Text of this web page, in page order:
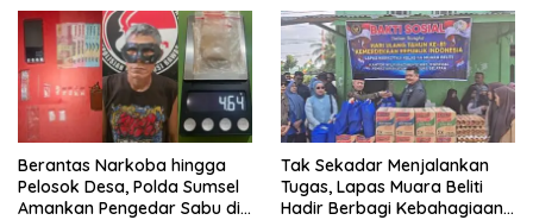
Berantas Narkoba hingga
Pelosok Desa, Polda Sumsel
Amankan Pengedar Sabu di
Tak Sekadar Menjalankan
Tugas, Lapas Muara Beliti
Hadir Berbagi Kebahagiaan